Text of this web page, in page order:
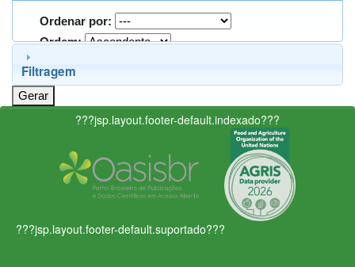
Ordenar por:
Ordem:
Filtragem
???jsp.layout.footer-default.indexado???
???jsp.layout.footer-default.suportado???